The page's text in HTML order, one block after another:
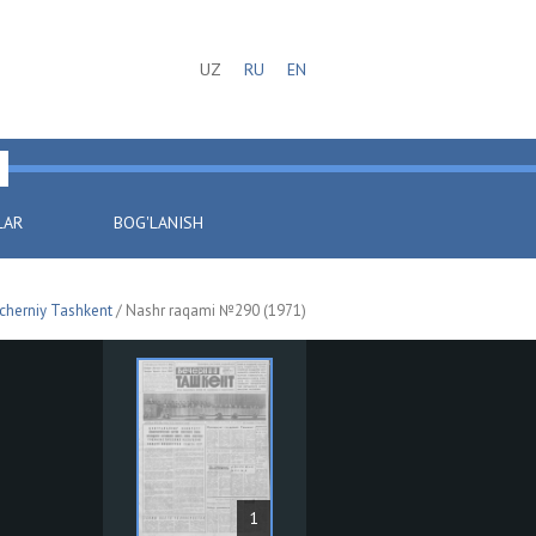
UZ RU EN
BOG'LANISH
Tashkent/ Nashr raqami №290 (1971)
1